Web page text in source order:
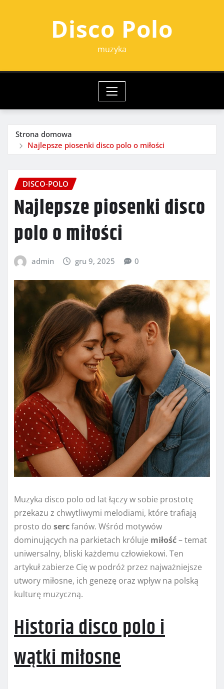
Disco Polo
muzyka
Strona domowa
Najlepsze piosenki disco polo o miłości
DISCO-POLO
Najlepsze piosenki disco
polo o miłości
admin gru 9, 2025 0
Muzyka disco polo od lat łączy w sobie prostotę
przekazu z chwytliwymi melodiami, które trafiają
prosto do sercfanów. Wśród motywów
dominujących na parkietach króluje miłość– temat
uniwersalny, bliski każdemu człowiekowi. Ten
artykuł zabierze Cię w podróż przez najważniejsze
utwory miłosne, ich genezę oraz wpływ na polską
kulturę muzyczną.
Historia disco polo i
wątki miłosne